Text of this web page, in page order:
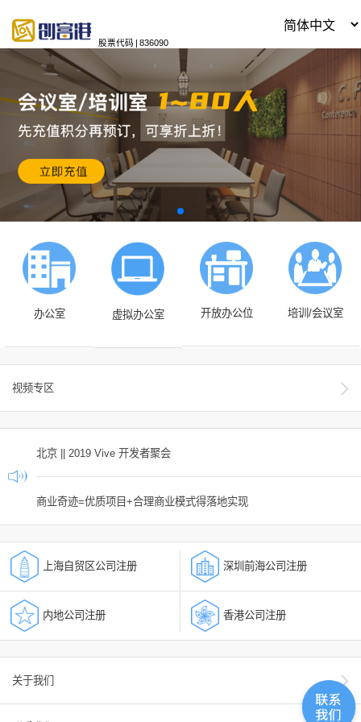
股票代码 | 836090
办公室 虚拟办公室 开放办公位 培训/会议室
视频专区
北京 || 2019 Vive 开发者聚会
商业奇迹=优质项目+合理商业模式得落地实现
上海自贸区公司注册 深圳前海公司注册
内地公司注册 香港公司注册
关于我们